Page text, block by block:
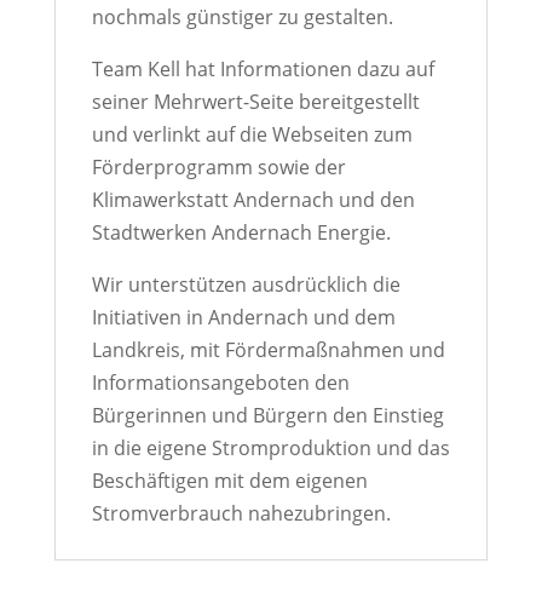
nochmals günstiger zu gestalten.
Team Kell hat Informationen dazu auf
seiner Mehrwert-Seite bereitgestellt
und verlinkt auf die Webseiten zum
Förderprogramm sowie der
Klimawerkstatt Andernach und den
Stadtwerken Andernach Energie.
Wir unterstützen ausdrücklich die
Initiativen in Andernach und dem
Landkreis, mit Fördermaßnahmen und
Informationsangeboten den
Bürgerinnen und Bürgern den Einstieg
in die eigene Stromproduktion und das
Beschäftigen mit dem eigenen
Stromverbrauch nahezubringen.